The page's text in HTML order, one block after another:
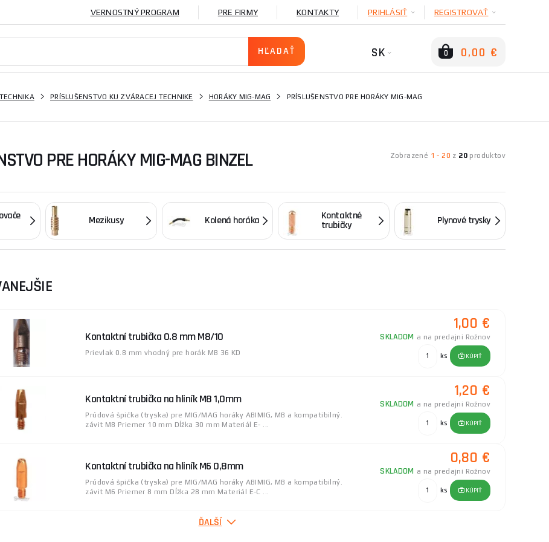
VERNOSTNÝ PROGRAM PRE FIRMY KONTAKTY PRIHLÁSIŤ REGISTROVAŤ
SK 0 0,00 €
PRÍSLUŠENSTVO KU ZVÁRACEJ TECHNIKE HORÁKY MIG-MAG PRÍSLUŠENSTVO PRE HORÁKY MIG-MAG
Zobrazené 1 -20 z 20 produktov
PRE HORÁKY MIG-MAG BINZEL
Mezikusy Kolená horáka Kontaktné
trubičky Plynové trysky
Kontaktní trubička 0.8 mm M8/10
Prievlak 0.8 mm vhodný pre horák MB 36 KD
1,00 €
SKLADOM a na predajni Rožnov
ks KÚPIŤ
Kontaktní trubička na hliník M8 1,0mm
Prúdová špička (tryska) pre MIG/MAG horáky ABIMIG, MB a kompatibilný.
závit M8 Priemer 10 mm Dĺžka 30 mm Materiál E- ...
1,20 €
SKLADOM a na predajni Rožnov
ks KÚPIŤ
Kontaktní trubička na hliník M6 0,8mm
Prúdová špička (tryska) pre MIG/MAG horáky ABIMIG, MB a kompatibilný.
závit M6 Priemer 8 mm Dĺžka 28 mm Materiál E-C ...
0,80 €
SKLADOM a na predajni Rožnov
ks KÚPIŤ
ĎALŠÍ